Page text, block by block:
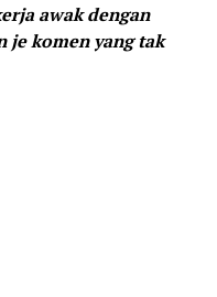
awak dengan
je komen yang tak